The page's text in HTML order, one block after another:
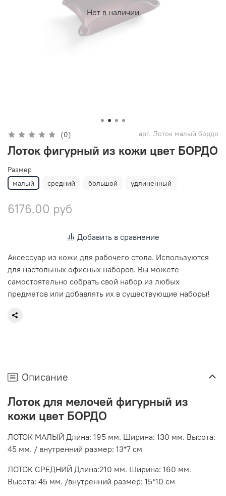
Нет в наличии
(0) арт. Лоток малый бордо
Лоток фигурный из кожи цвет БОРДО
Размер
малый
средний большой удлиненный
6176.00 руб
Добавить в сравнение
Аксессуар из кожи для рабочего стола. Используются
для настольных офисных наборов. Вы можете
самостоятельно собрать свой набор из любых
предметов или добавлять их в существующие наборы!
Описание
Лоток для мелочей фигурный из
кожи цвет БОРДО
ЛОТОК МАЛЫЙ Длина: 195 мм. Ширина: 130 мм. Высота:
45 мм. / внутренний размер: 13*7 см
ЛОТОК СРЕДНИЙ Длина:210 мм. Ширина: 160 мм.
Высота: 45 мм. /внутренний размер: 15*10 см